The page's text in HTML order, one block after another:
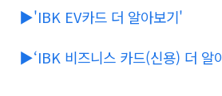
▶'IBK EV카드 더 알아보기'
▶‘IBK 비즈니스 카드(신용) 더 알